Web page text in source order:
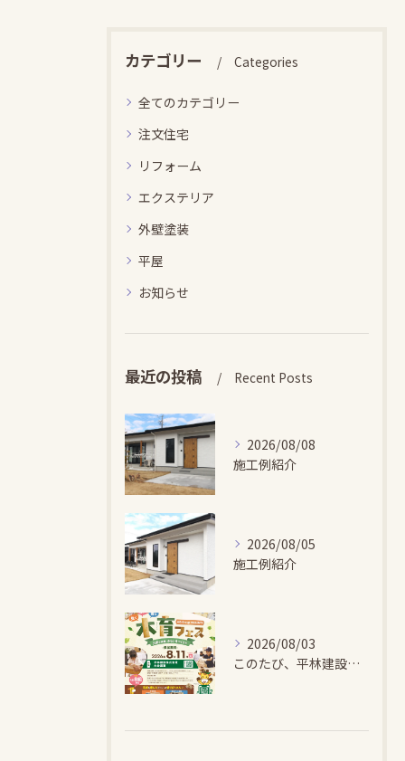
カテゴリー Categories
全てのカテゴリー
注文住宅
リフォーム
エクステリア
外壁塗装
平屋
お知らせ
最近の投稿 Recent Posts
2026/08/08
施工例紹介
2026/08/05
施工例紹介
2026/08/03
このたび、平林建設では、お子さまが木とふれあい・木について学...